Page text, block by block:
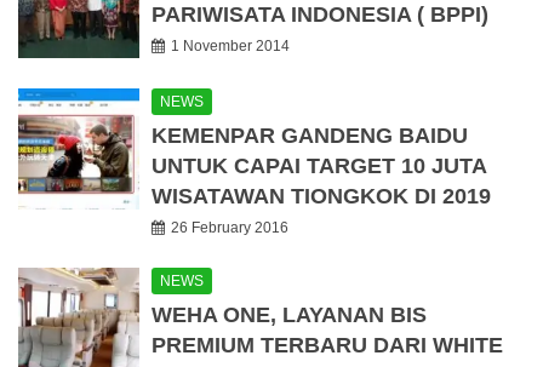
PARIWISATA INDONESIA ( BPPI)
1 November 2014
NEWS
KEMENPAR GANDENG BAIDU
UNTUK CAPAI TARGET 10 JUTA
WISATAWAN TIONGKOK DI 2019
26 February 2016
NEWS
WEHA ONE, LAYANAN BIS
PREMIUM TERBARU DARI WHITE